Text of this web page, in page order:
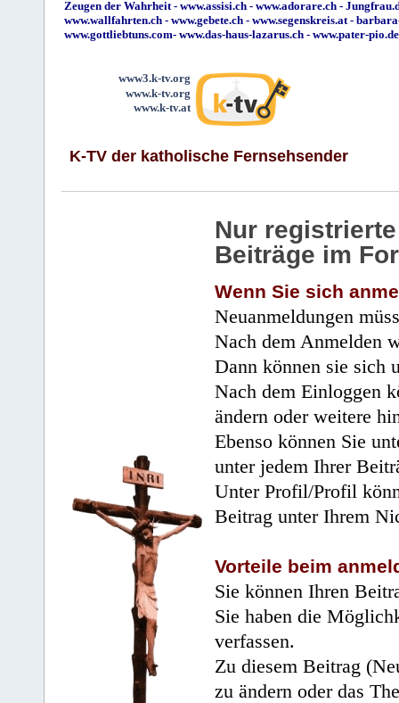
Zeugen der Wahrheit- www.assisi.ch - www.adorare.ch -
www.wallfahrten.ch - www.gebete.ch - www.segenskreis.at-
www.gottliebtuns.com- www.das-haus-lazarus.ch - www.pater-pio.de
www3.k-tv.org
www.k-tv.org
www.k-tv.at
K-TV der katholische Fernsehsender
Nur
Beiträge im
Wenn Sie sich
Neuanmeldungen
Nach dem Anmelden
Dann können sie sich
Nach dem Einloggen
ändern oder weitere
Ebenso können Sie
unter jedem Ihrer
Unter Profil/Profil
Beitrag unter Ihrem
Vorteile beim
Sie können Ihren
Sie haben die
verfassen.
Zu diesem Beitrag
zu ändern oder das